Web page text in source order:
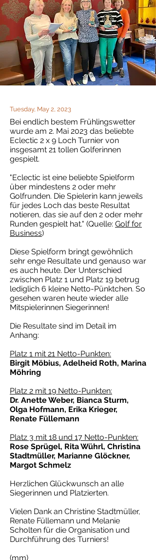
Tuesday, May 2, 2023
Bei endlich bestem Frühlingswetter
wurde am 2. Mai 2023 das beliebte
Eclectic 2 x 9 Loch Turnier von
insgesamt 21 tollen Golferinnen
gespielt.
"Eclectic ist eine beliebte Spielform
über mindestens 2 oder mehr
Golfrunden. Die Spielerin kann jeweils
für jedes Loch das beste Resultat
notieren, das sie auf den 2 oder mehr
Runden gespielt hat." (Quelle: Golf for
Business)
Diese Spielform bringt gewöhnlich
sehr enge Resultate und genauso war
es auch heute. Der Unterschied
zwischen Platz 1 und Platz 19 betrug
lediglich 6 kleine Netto-Pünktchen. So
gesehen waren heute wieder alle
Mitspielerinnen Siegerinnen!
Die Resultate sind im Detail im
Anhang:
Platz 1 mit 21 Netto-Punkten:
Birgit Möbius, Adelheid Roth, Marina
Möhring
Platz 2 mit 19 Netto-Punkten:
Dr. Anette Weber, Bianca Sturm,
Olga Hofmann, Erika Krieger,
Renate Füllemann
Platz 3 mit 18 und 17 Netto-Punkten:
Rose Sprügel, Rita Wührl, Christina
Stadtmüller, Marianne Glöckner,
Margot Schmelz
Herzlichen Glückwunsch an alle
Siegerinnen und Platzierten.
Vielen Dank an Christine Stadtmüller,
Renate Füllemann und Melanie
Scholten für die Organisation und
Durchführung des Turniers!
(mm)